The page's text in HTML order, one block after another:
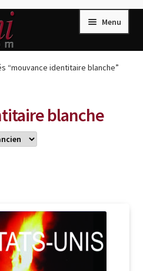
Menu
“mouvance identitaire blanche”
blanche